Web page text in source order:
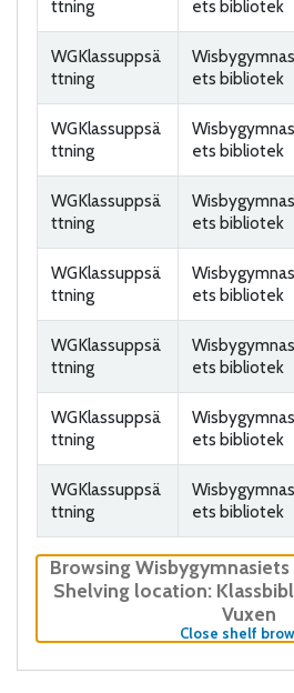
ttning
ets bibliotek
WGKlassuppsä
ttning
ets bibliotek
WGKlassuppsä
ttning
ets bibliotek
WGKlassuppsä
ttning
ets bibliotek
WGKlassuppsä
ttning
ets bibliotek
WGKlassuppsä
ttning
ets bibliotek
WGKlassuppsä
ttning
ets bibliotek
WGKlassuppsä
ttning
ets bibliotek
Browsing
Shelving location:
Vuxen
Close shelf